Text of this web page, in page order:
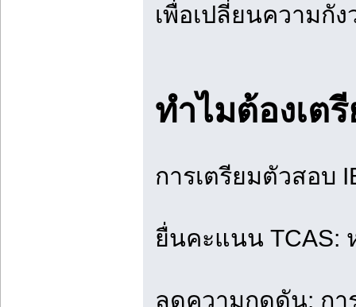
เพื่อเปลี่ยนความกั
ทำไมต้องเต
การเตรียมตัวสอบ
ยื่นคะแนน TCAS:
ลดความกดดัน: กา